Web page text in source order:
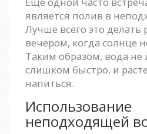
является полив в
Лучше всего это
вечером, когда солнце
Таким образом, вода не
слишком быстро, и
напиться.
Использование
неподходящей